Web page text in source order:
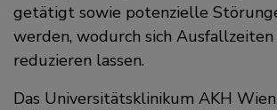
getätigt sowie potenzielle
werden, wodurch sich
reduzieren lassen.
Das Universitätsklinikum AKH